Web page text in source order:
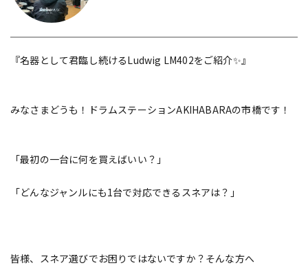
『名器として君臨し続けるLudwig LM402をご紹介✨』
みなさまどうも！ドラムステーションAKIHABARAの市橋です！
「最初の一台に何を買えばいい？」
「どんなジャンルにも1台で対応できるスネアは？」
皆様、スネア選びでお困りではないですか？そんな方へ